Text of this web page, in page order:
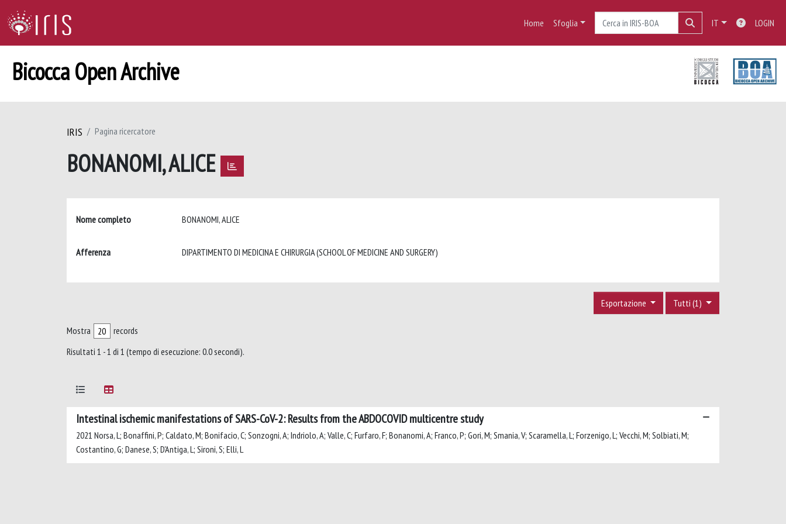
Home Sfoglia IT LOGIN
Bicocca Open Archive
IRIS Pagina ricercatore
BONANOMI, ALICE
Nome completo BONANOMI, ALICE
Afferenza DIPARTIMENTO DI MEDICINA E CHIRURGIA (SCHOOL OF MEDICINE AND SURGERY)
Tutti (1)
Esportazione
Mostra
records
Risultati 1 - 1 di 1 (tempo di esecuzione: 0.0 secondi).
Intestinal ischemic manifestations of SARS-CoV-2: Results from the ABDOCOVID multicentre study
2021 Norsa, L; Bonaffini, P; Caldato, M; Bonifacio, C; Sonzogni, A; Indriolo, A; Valle, C; Furfaro, F; Bonanomi, A; Franco, P; Gori, M; Smania, V; Scaramella, L; Forzenigo, L; Vecchi, M; Solbiati, M;
Costantino, G; Danese, S; D'Antiga, L; Sironi, S; Elli, L